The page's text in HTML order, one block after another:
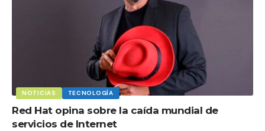
NOTICIAS TECNOLOGÍA
Red Hat opina sobre la caída mundial de
servicios de Internet